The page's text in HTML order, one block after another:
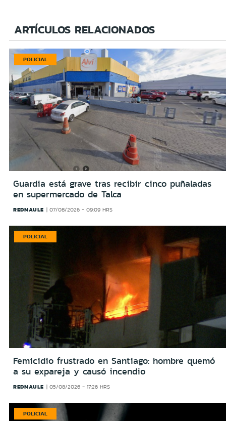
ARTÍCULOS RELACIONADOS
POLICIAL
Guardia está grave tras recibir cinco puñaladas
en supermercado de Talca
REDMAULE 07/08/2026 - 09:09 HRS
POLICIAL
Femicidio frustrado en Santiago: hombre quemó
a su expareja y causó incendio
REDMAULE 05/08/2026 - 17:26 HRS
POLICIAL